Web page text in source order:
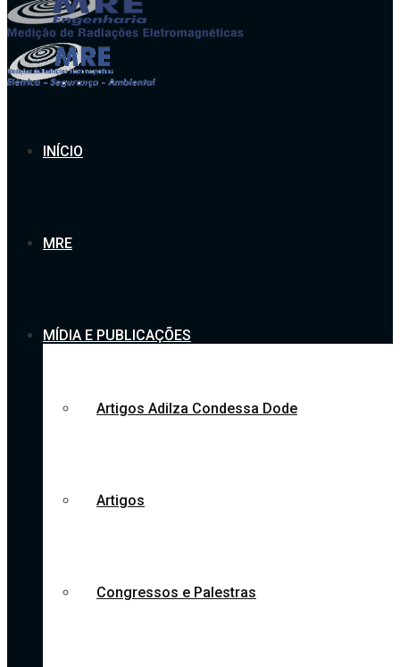
INÍCIO
MRE
MÍDIA E PUBLICAÇÕES
Artigos Adilza Condessa Dode
Artigos
Congressos e Palestras